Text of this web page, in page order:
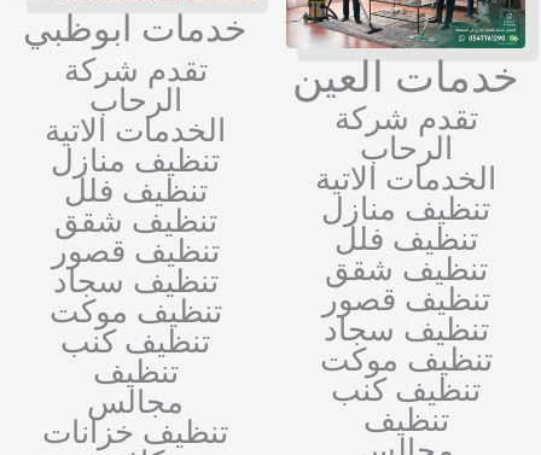
خدمات العين
تقدم شركة
الرحاب
الخدمات الاتية
تنظيف منازل
تنظيف فلل
تنظيف شقق
تنظيف قصور
تنظيف سجاد
تنظيف موكت
تنظيف كنب
تنظيف
خدمات ابوظبي
تقدم شركة
الرحاب
الخدمات الاتية
تنظيف منازل
تنظيف فلل
تنظيف شقق
تنظيف قصور
تنظيف سجاد
تنظيف موكت
تنظيف كنب
تنظيف
مجالس
تنظيف خزانات